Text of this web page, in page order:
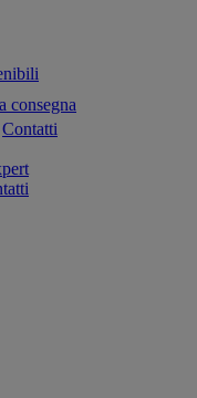
consegna
Contatti